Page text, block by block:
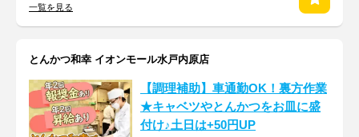
一覧を見る
とんかつ和幸 イオンモール水戸内原店
【調理補助】車通勤OK！裏方作業
★キャベツやとんかつをお皿に盛
付け♪土日は+50円UP